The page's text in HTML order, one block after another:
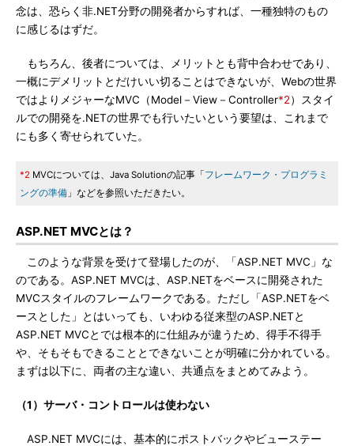
念は、恐らく非.NET分野の開発者からすれば、一種独特のもの
に感じるはずだ。
もちろん、後者については、メリットとも背中合わせであり、
一概にデメリットとだけいい切ることはできないが、Webの世界
ではよりメジャーなMVC（Model－View－Controller*2）スタイ
ルでの開発を.NETの世界でも行いたいという要望は、これまで
にも多く寄せられていた。
*2 MVCについては、Java Solutionの記事「 フレームワーク・プログラミ
ングの準備 」などを参照いただきたい。
ASP.NET MVCとは？
このような背景を受けて登場したのが、「ASP.NET MVC」な
のである。ASP.NET MVCは、ASP.NETをベースに開発された
MVCスタイルのフレームワークである。ただし「ASP.NETをベ
ースとした」とはいっても、いわゆる従来型のASP.NETと
ASP.NET MVCとでは根本的に仕組みが違うため、得手不得手
や、そもそもできることとできないことが明確に分かれている。
まずは以下に、両者の主な違い、共通点をまとめてみよう。
（1）サーバ・コントロールは使わない
ASP.NET MVCには、基本的にポストバックやビューステー